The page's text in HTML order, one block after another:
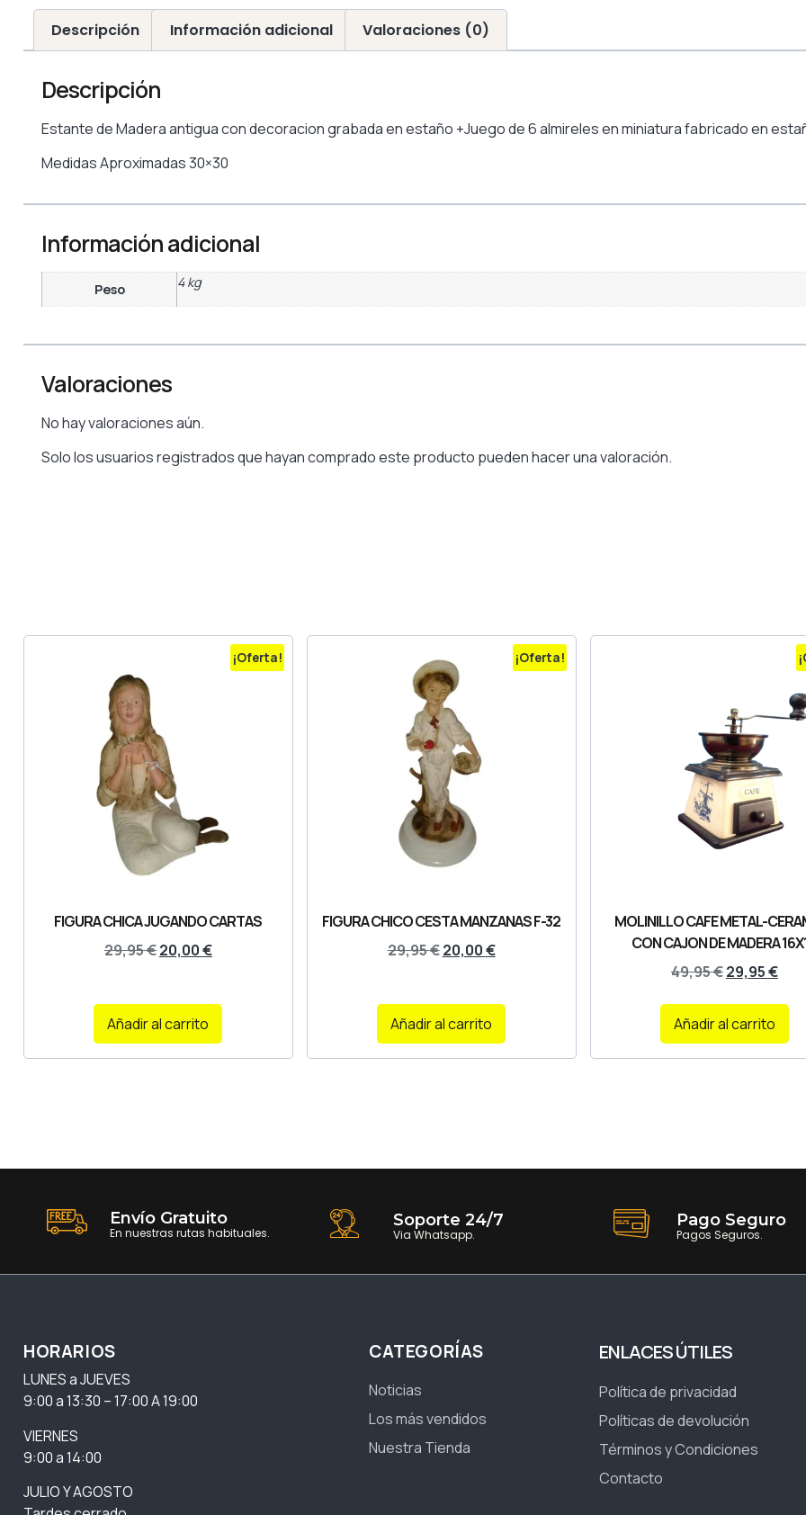
Descripción Información adicional Valoraciones (0)
Descripción
Estante de Madera antigua con decoracion grabada en estaño +Juego de 6 almireles en miniatura fabricado en
Medidas Aproximadas 30×30
Información adicional
Peso 4 kg
Valoraciones
No hay valoraciones aún.
Solo los usuarios registrados que hayan comprado este producto pueden hacer una valoración.
¡Oferta!
FIGURA CHICA JUGANDO CARTAS
29,95€20,00€
Añadir al carrito
¡Oferta!
FIGURA CHICO CESTA MANZANAS F-32
29,95€20,00€
Añadir al carrito
MOLINILLO CAFE METAL-
CON CAJON DE MADERA
49,95€29,95€
Añadir al carrito
Envío Gratuito
En nuestras rutas habituales.
Soporte 24/7
Via Whatsapp.
Pago Seguro
Pagos Seguros.
HORARIOS
LUNES a JUEVES
9:00 a 13:30 – 17:00 A 19:00
VIERNES
9:00 a 14:00
JULIO Y AGOSTO
CATEGORÍAS
Noticias
Los más vendidos
Nuestra Tienda
ENLACES ÚTILES
Política de privacidad
Políticas de devolución
Términos y Condiciones
Contacto